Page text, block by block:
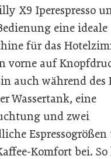
X9 Iperespresso
eine ideale
für das
vorne auf
auch während des
Wassertank, eine
und zwei
Komfort bei.